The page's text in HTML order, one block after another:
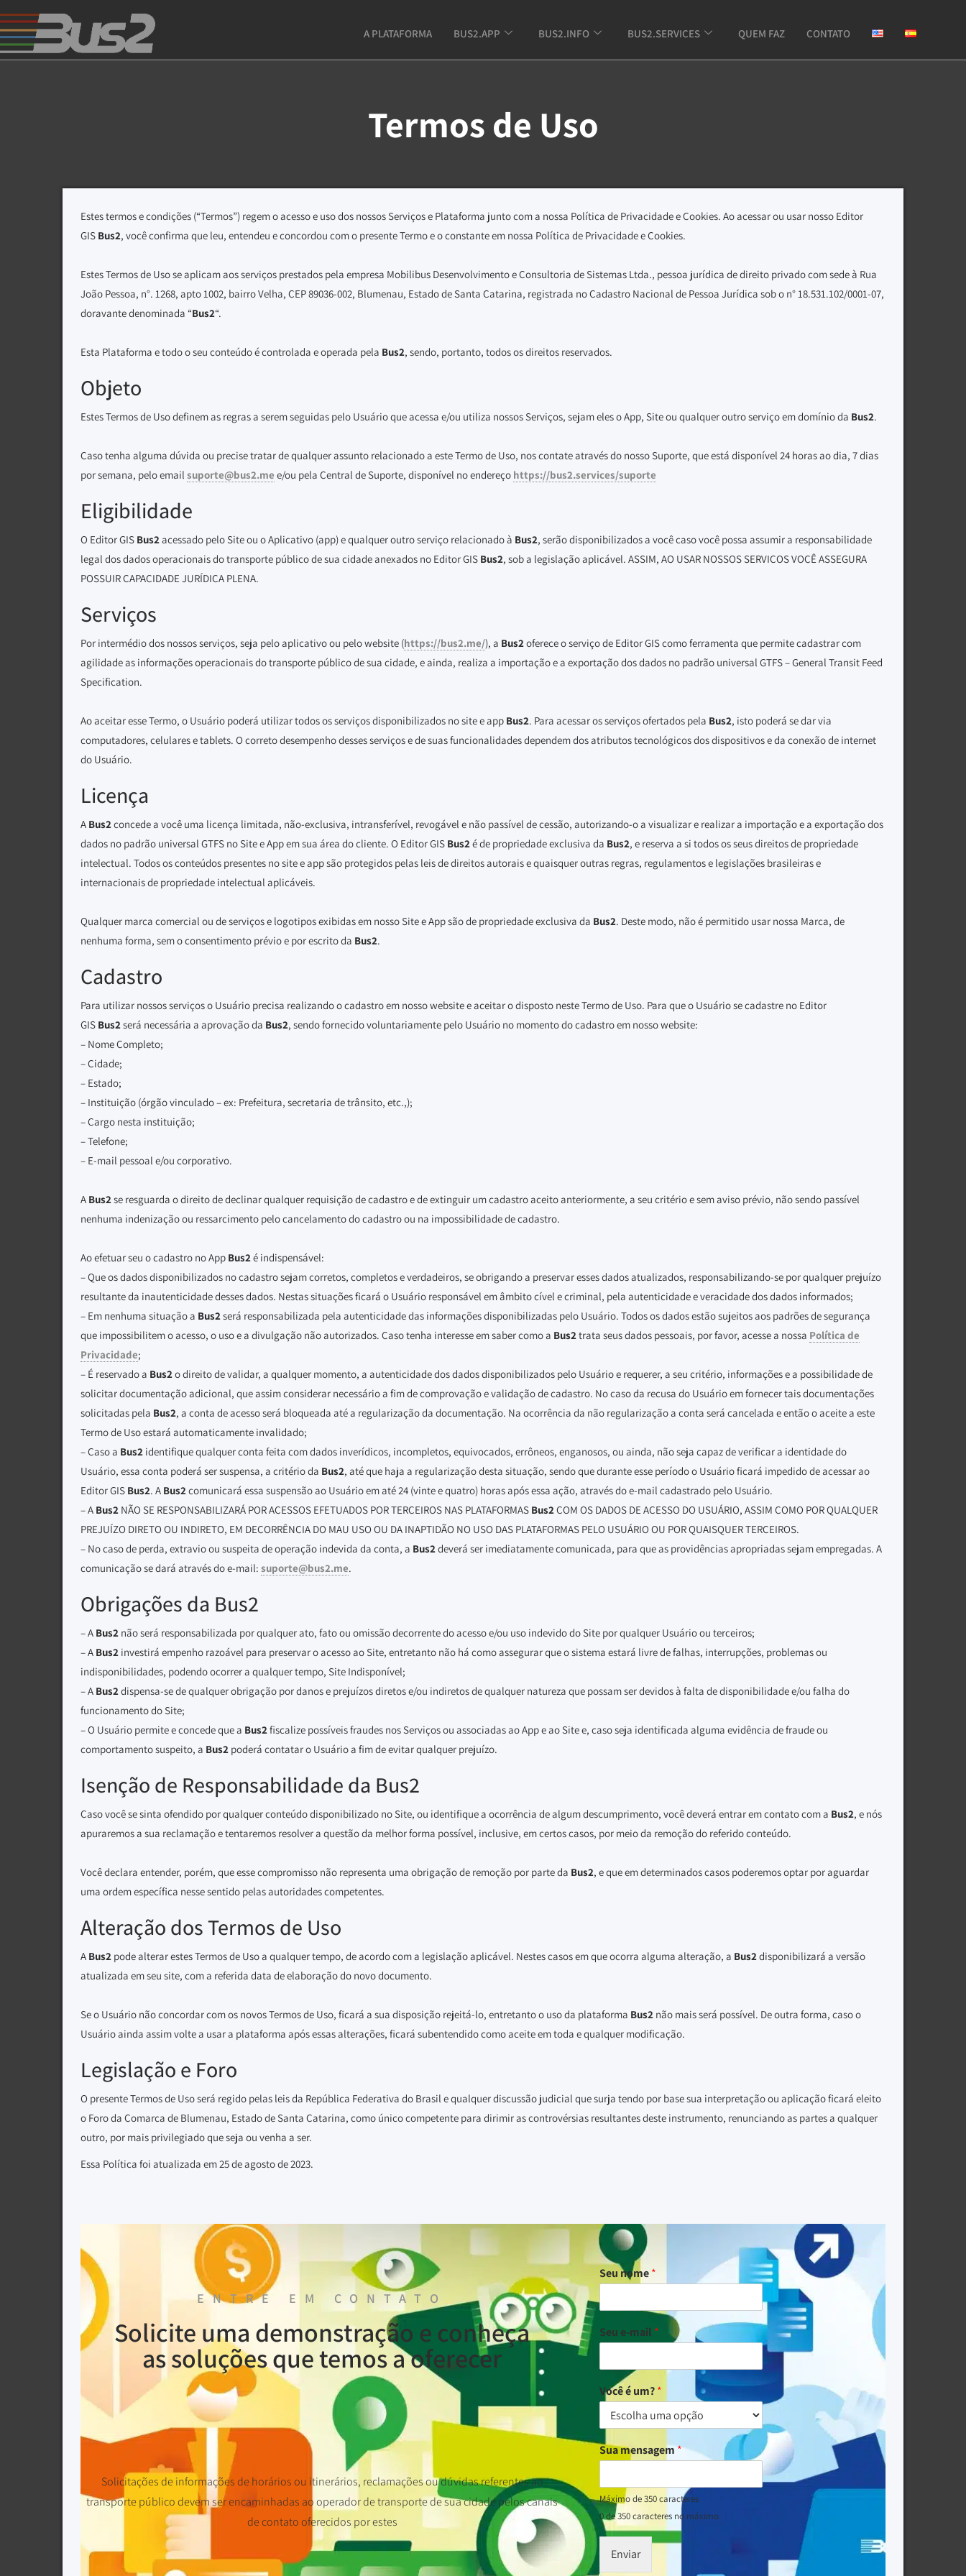
A PLATAFORMA BUS2.APP BUS2.INFO BUS2.SERVICES QUEM FAZ CONTATO
Termos de Uso
Estes termos e condições (“Termos”) regem o acesso e uso dos nossos Serviços e Plataforma junto com a nossa Política de Privacidade e Cookies. Ao acessar ou usar nosso Editor
GIS Bus2, você confirma que leu, entendeu e concordou com o presente Termo e o constante em nossa Política de Privacidade e Cookies.
Estes Termos de Uso se aplicam aos serviços prestados pela empresa Mobilibus Desenvolvimento e Consultoria de Sistemas Ltda., pessoa jurídica de direito privado com sede à Rua
João Pessoa, n°. 1268, apto 1002, bairro Velha, CEP 89036-002, Blumenau, Estado de Santa Catarina, registrada no Cadastro Nacional de Pessoa Jurídica sob o n° 18.531.102/0001-07,
doravante denominada “Bus2“.
Esta Plataforma e todo o seu conteúdo é controlada e operada pela Bus2, sendo, portanto, todos os direitos reservados.
Objeto
Estes Termos de Uso definem as regras a serem seguidas pelo Usuário que acessa e/ou utiliza nossos Serviços, sejam eles o App, Site ou qualquer outro serviço em domínio da Bus2.
Caso tenha alguma dúvida ou precise tratar de qualquer assunto relacionado a este Termo de Uso, nos contate através do nosso Suporte, que está disponível 24 horas ao dia, 7 dias
por semana, pelo email suporte@bus2.me e/ou pela Central de Suporte, disponível no endereço https://bus2.services/suporte
Eligibilidade
O Editor GIS Bus2acessado pelo Site ou o Aplicativo (app) e qualquer outro serviço relacionado à Bus2, serão disponibilizados a você caso você possa assumir a responsabilidade
legal dos dados operacionais do transporte público de sua cidade anexados no Editor GIS Bus2, sob a legislação aplicável. ASSIM, AO USAR NOSSOS SERVIÇOS VOCÊ ASSEGURA
POSSUIR CAPACIDADE JURÍDICA PLENA.
Serviços
Por intermédio dos nossos serviços, seja pelo aplicativo ou pelo website (https://bus2.me/), a Bus2oferece o serviço de Editor GIS como ferramenta que permite cadastrar com
agilidade as informações operacionais do transporte público de sua cidade, e ainda, realiza a importação e a exportação dos dados no padrão universal GTFS – General Transit Feed
Specification.
Ao aceitar esse Termo, o Usuário poderá utilizar todos os serviços disponibilizados no site e app Bus2. Para acessar os serviços ofertados pela Bus2, isto poderá se dar via
computadores, celulares e tablets. O correto desempenho desses serviços e de suas funcionalidades dependem dos atributos tecnológicos dos dispositivos e da conexão de internet
do Usuário.
Licença
A Bus2concede a você uma licença limitada, não-exclusiva, intransferível, revogável e não passível de cessão, autorizando-o a visualizar e realizar a importação e a exportação dos
dados no padrão universal GTFS no Site e App em sua área do cliente. O Editor GIS Bus2é de propriedade exclusiva da Bus2, e reserva a si todos os seus direitos de propriedade
intelectual. Todos os conteúdos presentes no site e app são protegidos pelas leis de direitos autorais e quaisquer outras regras, regulamentos e legislações brasileiras e
internacionais de propriedade intelectual aplicáveis.
Qualquer marca comercial ou de serviços e logotipos exibidas em nosso Site e App são de propriedade exclusiva da Bus2. Deste modo, não é permitido usar nossa Marca, de
nenhuma forma, sem o consentimento prévio e por escrito da Bus2.
Cadastro
Para utilizar nossos serviços o Usuário precisa realizando o cadastro em nosso website e aceitar o disposto neste Termo de Uso. Para que o Usuário se cadastre no Editor
GIS Bus2será necessária a aprovação da Bus2, sendo fornecido voluntariamente pelo Usuário no momento do cadastro em nosso website:
– Nome Completo;
– Cidade;
– Estado;
– Instituição (órgão vinculado – ex: Prefeitura, secretaria de trânsito, etc.,);
– Cargo nesta instituição;
– Telefone;
– E-mail pessoal e/ou corporativo.
A Bus2se resguarda o direito de declinar qualquer requisição de cadastro e de extinguir um cadastro aceito anteriormente, a seu critério e sem aviso prévio, não sendo passível
nenhuma indenização ou ressarcimento pelo cancelamento do cadastro ou na impossibilidade de cadastro.
Ao efetuar seu o cadastro no App Bus2é indispensável:
– Que os dados disponibilizados no cadastro sejam corretos, completos e verdadeiros, se obrigando a preservar esses dados atualizados, responsabilizando-se por qualquer prejuízo
resultante da inautenticidade desses dados. Nestas situações ficará o Usuário responsável em âmbito cível e criminal, pela autenticidade e veracidade dos dados informados;
– Em nenhuma situação a Bus2será responsabilizada pela autenticidade das informações disponibilizadas pelo Usuário. Todos os dados estão sujeitos aos padrões de segurança
que impossibilitem o acesso, o uso e a divulgação não autorizados. Caso tenha interesse em saber como a Bus2trata seus dados pessoais, por favor, acesse a nossa Política de
Privacidade;
– É reservado a Bus2o direito de validar, a qualquer momento, a autenticidade dos dados disponibilizados pelo Usuário e requerer, a seu critério, informações e a possibilidade de
solicitar documentação adicional, que assim considerar necessário a fim de comprovação e validação de cadastro. No caso da recusa do Usuário em fornecer tais documentações
solicitadas pela Bus2, a conta de acesso será bloqueada até a regularização da documentação. Na ocorrência da não regularização a conta será cancelada e então o aceite a este
Termo de Uso estará automaticamente invalidado;
– Caso a Bus2 identifique qualquer conta feita com dados inverídicos, incompletos, equivocados, errôneos, enganosos, ou ainda, não seja capaz de verificar a identidade do
Usuário, essa conta poderá ser suspensa, a critério da Bus2, até que haja a regularização desta situação, sendo que durante esse período o Usuário ficará impedido de acessar ao
Editor GIS Bus2. A Bus2comunicará essa suspensão ao Usuário em até 24 (vinte e quatro) horas após essa ação, através do e-mail cadastrado pelo Usuário.
– A Bus2 NÃO SE RESPONSABILIZARÁ POR ACESSOS EFETUADOS POR TERCEIROS NAS PLATAFORMAS Bus2COM OS DADOS DE ACESSO DO USUÁRIO, ASSIM COMO POR QUALQUER
PREJUÍZO DIRETO OU INDIRETO, EM DECORRÊNCIA DO MAU USO OU DA INAPTIDÃO NO USO DAS PLATAFORMAS PELO USUÁRIO OU POR QUAISQUER TERCEIROS.
– No caso de perda, extravio ou suspeita de operação indevida da conta, a Bus2deverá ser imediatamente comunicada, para que as providências apropriadas sejam empregadas. A
comunicação se dará através do e-mail: suporte@bus2.me.
Obrigações da Bus2
– A Bus2 não será responsabilizada por qualquer ato, fato ou omissão decorrente do acesso e/ou uso indevido do Site por qualquer Usuário ou terceiros;
– A Bus2 investirá empenho razoável para preservar o acesso ao Site, entretanto não há como assegurar que o sistema estará livre de falhas, interrupções, problemas ou
indisponibilidades, podendo ocorrer a qualquer tempo, Site Indisponível;
– A Bus2dispensa-se de qualquer obrigação por danos e prejuízos diretos e/ou indiretos de qualquer natureza que possam ser devidos à falta de disponibilidade e/ou falha do
funcionamento do Site;
– O Usuário permite e concede que a Bus2fiscalize possíveis fraudes nos Serviços ou associadas ao App e ao Site e, caso seja identificada alguma evidência de fraude ou
comportamento suspeito, a Bus2 poderá contatar o Usuário a fim de evitar qualquer prejuízo.
Isenção de Responsabilidade da Bus2
Caso você se sinta ofendido por qualquer conteúdo disponibilizado no Site, ou identifique a ocorrência de algum descumprimento, você deverá entrar em contato com a Bus2, e nós
apuraremos a sua reclamação e tentaremos resolver a questão da melhor forma possível, inclusive, em certos casos, por meio da remoção do referido conteúdo.
Você declara entender, porém, que esse compromisso não representa uma obrigação de remoção por parte da Bus2, e que em determinados casos poderemos optar por aguardar
uma ordem específica nesse sentido pelas autoridades competentes.
Alteração dos Termos de Uso
A Bus2 pode alterar estes Termos de Uso a qualquer tempo, de acordo com a legislação aplicável. Nestes casos em que ocorra alguma alteração, a Bus2disponibilizará a versão
atualizada em seu site, com a referida data de elaboração do novo documento.
Se o Usuário não concordar com os novos Termos de Uso, ficará a sua disposição rejeitá-lo, entretanto o uso da plataforma Bus2 não mais será possível. De outra forma, caso o
Usuário ainda assim volte a usar a plataforma após essas alterações, ficará subentendido como aceite em toda e qualquer modificação.
Legislação e Foro
O presente Termos de Uso será regido pelas leis da República Federativa do Brasil e qualquer discussão judicial que surja tendo por base sua interpretação ou aplicação ficará eleito
o Foro da Comarca de Blumenau, Estado de Santa Catarina, como único competente para dirimir as controvérsias resultantes deste instrumento, renunciando as partes a qualquer
outro, por mais privilegiado que seja ou venha a ser.
Essa Política foi atualizada em 25 de agosto de 2023.
ENTRE EM CONTATO
Solicite uma demonstração e conheça
as soluções que temos a oferecer
Solicitações de informações de horários ou itinerários, reclamações ou dúvidas referentes ao
transporte público devem ser encaminhadas ao operador de transporte de sua cidade pelos canais
de contato oferecidos por estes
Seu nome*
Seu e-mail *
Você é um?*
Sua mensagem*
Máximo de 350 caracteres
0 de 350 caracteres no máximo.
Enviar